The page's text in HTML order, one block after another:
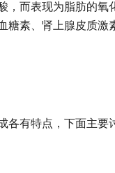
，而表现为脂肪的氧
糖素、肾上腺皮
各有特点，下面主要